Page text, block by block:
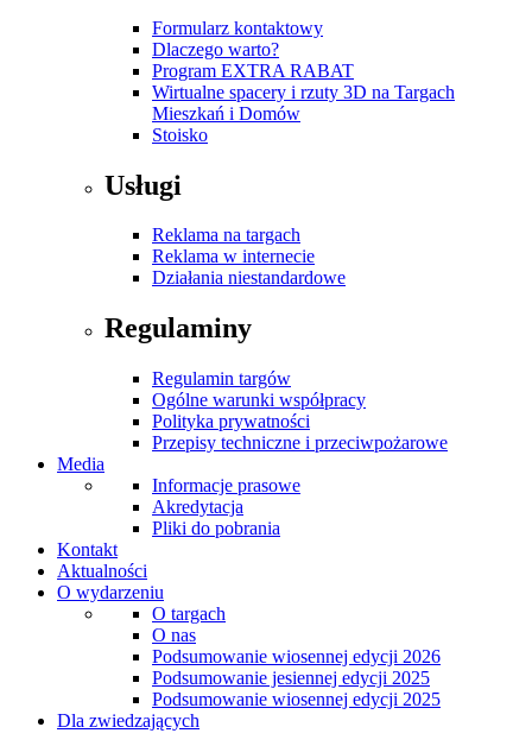
Formularz kontaktowy
Dlaczego warto?
Program EXTRA RABAT
Wirtualne spacery i rzuty 3D na Targach
Mieszkań i Domów
Stoisko
Usługi
Reklama na targach
Reklama w internecie
Działania niestandardowe
Regulaminy
Regulamin targów
Ogólne warunki współpracy
Polityka prywatności
Przepisy techniczne i przeciwpożarowe
Media
Informacje prasowe
Akredytacja
Pliki do pobrania
Kontakt
Aktualności
O wydarzeniu
O targach
O nas
Podsumowanie wiosennej edycji 2026
Podsumowanie jesiennej edycji 2025
Podsumowanie wiosennej edycji 2025
Dla zwiedzających